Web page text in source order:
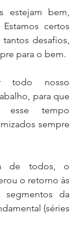
estejam bem,
certos
desafios,
para o bem.
todo nosso
para que
esse tempo
sempre
de todos, o
o retorno às
segmentos da
(séries